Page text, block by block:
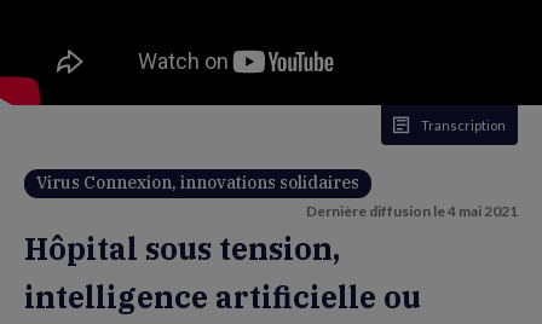
Transcription
Virus Connexion, innovations solidaires
Dernière diffusion le4 mai 2021
Hôpital sous tension,
intelligence artificielle ou